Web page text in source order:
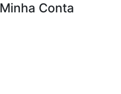
Minha Conta